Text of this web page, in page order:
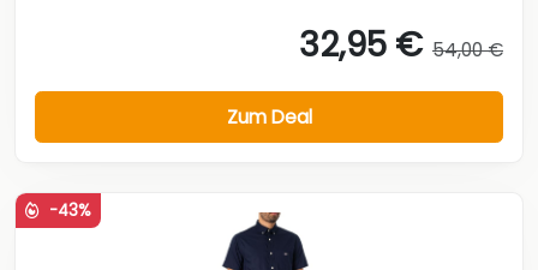
32,95 € 54,00 €
Zum Deal
-43%